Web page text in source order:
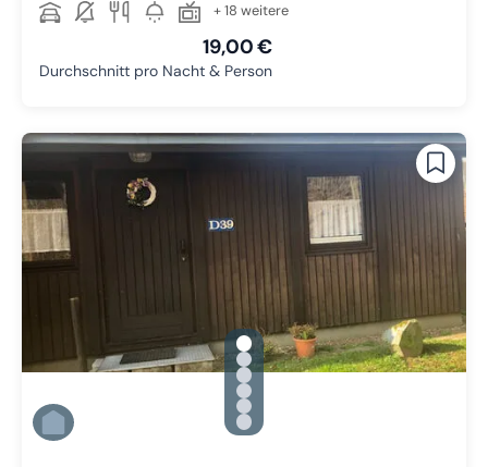
+ 18 weitere
19,00 €
Durchschnitt pro Nacht & Person
gallery.slide_selector
Zu Slide 1 wechseln
Zu Slide 2 wechseln
Zu Slide 3 wechseln
Zu Slide 4 wechseln
Zu Slide 5 wechseln
Zu Slide 6 wechseln